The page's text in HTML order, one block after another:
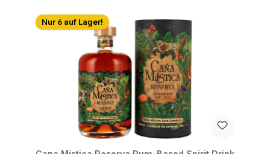
Nur 6 auf Lager!